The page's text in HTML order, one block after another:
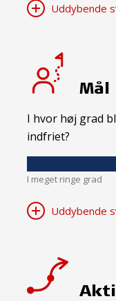
Uddybende
Mål
I hvor høj grad
indfriet?
I meget ringe grad
Uddybende